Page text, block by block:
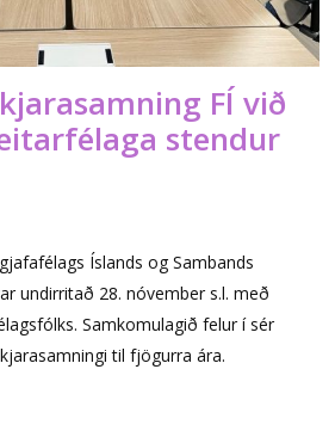
FÍ við
stendur
Íslands og Sambands
undirritað 28. nóvember s.l. með
Samkomulagið felur í sér
til fjögurra ára.